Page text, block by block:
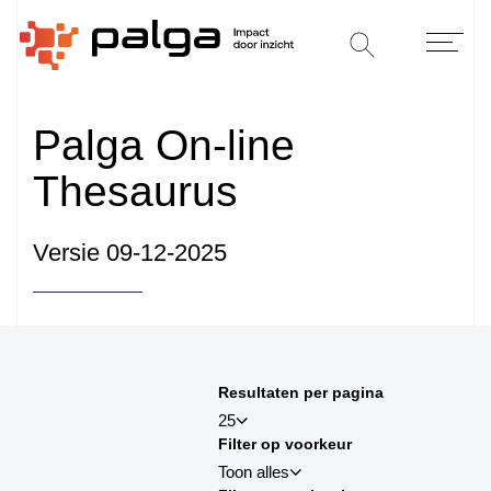
Palga On-line
Thesaurus
Versie 09-12-2025
Resultaten per pagina
25
25
Filter op voorkeur
Toon alles
sortby_title:desc
sortby_palga:asc